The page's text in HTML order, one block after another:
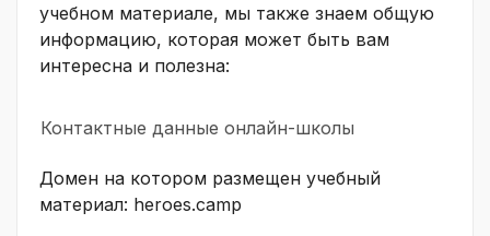
учебном материале, мы также знаем общую
информацию, которая может быть вам
интересна и полезна:
Контактные данные онлайн-школы
Домен на котором размещен учебный
материал: heroes.camp